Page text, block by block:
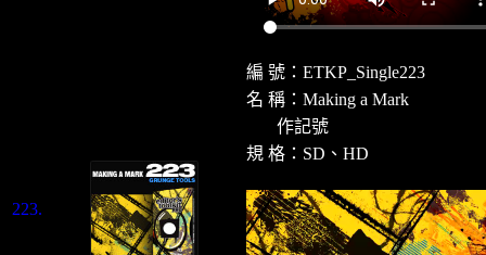
223.
編 號：ETKP_Single223
名 稱：Making a Mark
作記號
規 格：SD、HD